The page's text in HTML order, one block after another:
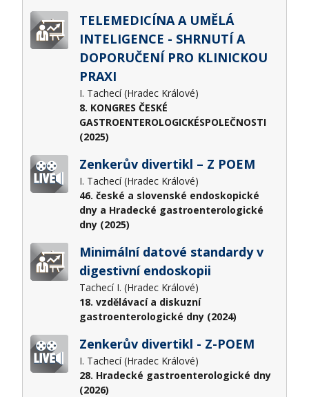
TELEMEDICÍNA A UMĚLÁ
INTELIGENCE - SHRNUTÍ A
DOPORUČENÍ PRO KLINICKOU
PRAXI
I. Tachecí (Hradec Králové)
8. KONGRES ČESKÉ
GASTROENTEROLOGICKÉSPOLEČNOSTI
(2025)
Zenkerův divertikl – Z POEM
I. Tachecí (Hradec Králové)
46. české a slovenské endoskopické
dny a Hradecké gastroenterologické
dny (2025)
Minimální datové standardy v
digestivní endoskopii
Tachecí I. (Hradec Králové)
18. vzdělávací a diskuzní
gastroenterologické dny (2024)
Zenkerův divertikl - Z-POEM
I. Tachecí (Hradec Králové)
28. Hradecké gastroenterologické dny
(2026)